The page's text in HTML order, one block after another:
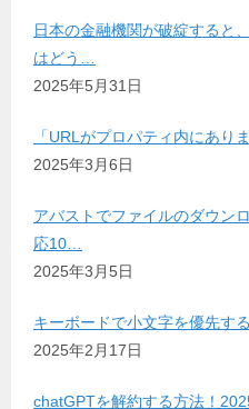
日本の金融機関が破綻すると
はどう…
2025年5月31日
「URLがプロパティ内にあり
2025年3月6日
アバストでファイルのダウン
応10…
2025年3月5日
キーボードで小文字を優先す
2025年2月17日
chatGPTを解約する方法！